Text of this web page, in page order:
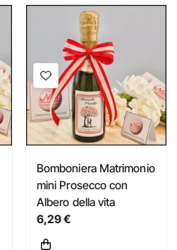
Bomboniera Matrimonio
mini Prosecco con
Albero della vita
6,29 €